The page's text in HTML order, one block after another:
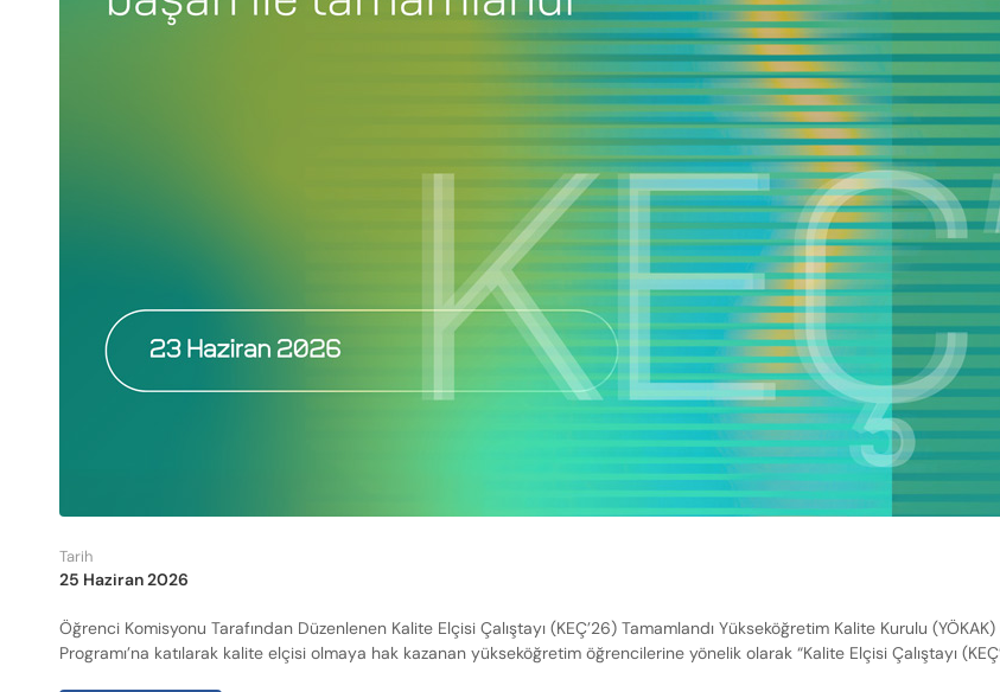
Tarih
25 Haziran 2026
Öğrenci Komisyonu Tarafından Düzenlenen Kalite Elçisi Çalıştayı (KEÇ’26) Tamamlandı Yükseköğretim Kalite Kurulu
Programı’na katılarak kalite elçisi olmaya hak kazanan yükseköğretim öğrencilerine yönelik olarak “Kalite Elçisi Çalıştayı